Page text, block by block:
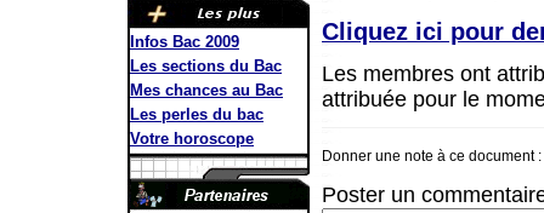
Infos Bac 2009
Les sections du Bac
Mes chances au Bac
Les perles du bac
Votre horoscope
Cliquez ici pour
Les membres ont
attribuée pour le
Donner une note à ce document :
Poster un